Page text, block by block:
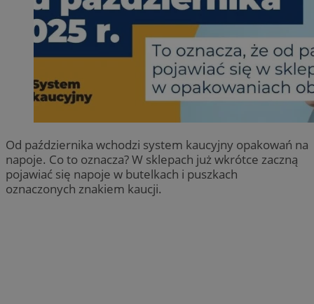
Od października wchodzi system kaucyjny opakowań na
napoje. Co to oznacza? W sklepach już wkrótce zaczną
pojawiać się napoje w butelkach i puszkach
oznaczonych znakiem kaucji.